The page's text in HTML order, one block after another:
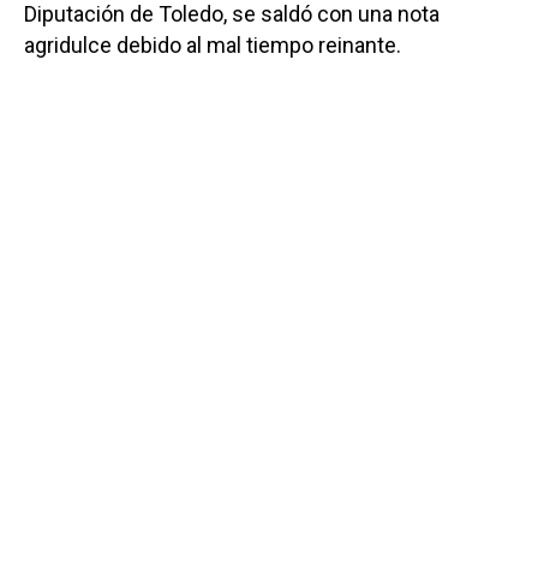
Diputación de Toledo, se saldó con una nota
agridulce debido al mal tiempo reinante.